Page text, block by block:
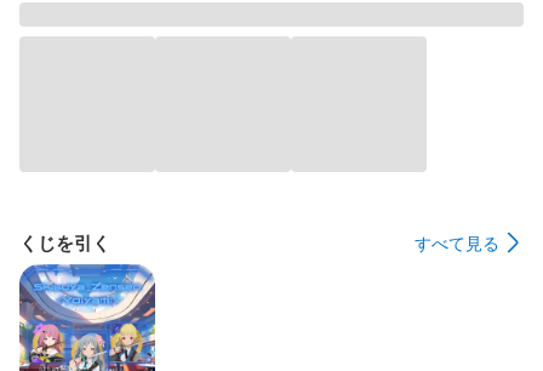
くじを引く すべて見る